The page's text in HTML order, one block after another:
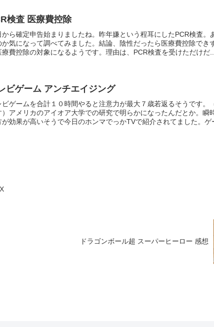
検査 医療費控除
から確定申告始まりましたね。昨年嫌という程耳にしたPCR検査。
か気になって調べてみました。結論、陰性だったら医療費控除でき
療費控除の対象になるようです。理由は、PCR検査を受けただけだ...
ビゲーム アンチエイジング
ビゲームを合計１０時間やると注意力が最大７歳若返るそうです。
）アメリカのアイオア大学での研究で明らかになったんだとか。瞬
が効果が高いそうで今日のホンマでっかTVで紹介されてました。ゲ
ドラゴンボール超 スーパーヒーロー 感想